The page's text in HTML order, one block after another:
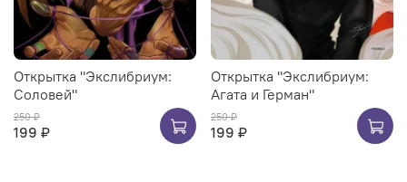
Открытка "Экслибриум:
Соловей"
250 ₽
199 ₽
Открытка "Экслибриум:
Агата и Герман"
250 ₽
199 ₽